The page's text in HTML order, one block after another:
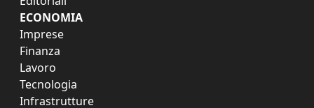
ECONOMIA
Imprese
Finanza
Lavoro
Tecnologia
Infrastrutture